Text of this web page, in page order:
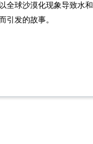
全球沙漠化现象导致水
引发的故事。